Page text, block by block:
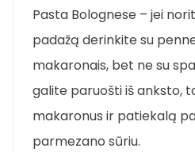
Pasta Bolognese – jei
padažą derinkite su
makaronais, bet ne su
galite paruošti iš anksto,
makaronus ir patiekalą
parmezano sūriu.